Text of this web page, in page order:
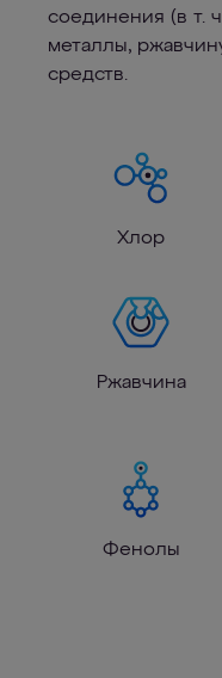
соединения (в т.
металлы,
средств.
Хлор
Ржавчина
Фенолы